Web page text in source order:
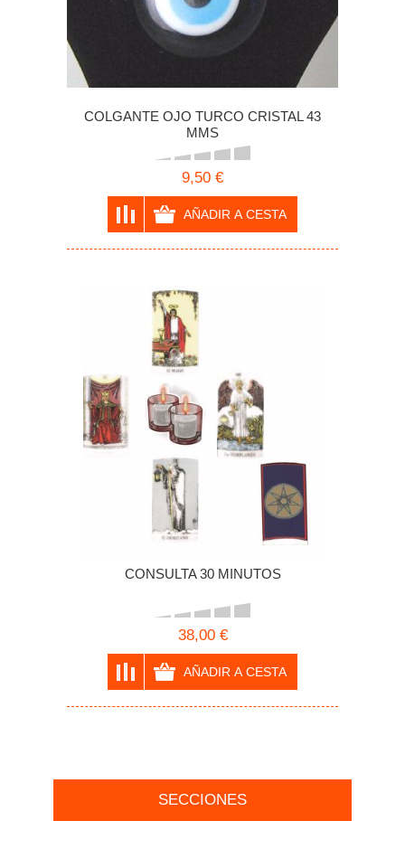
COLGANTE OJO TURCO CRISTAL 43
MMS
9,50 €
CONSULTA 30 MINUTOS
38,00 €
SECCIONES